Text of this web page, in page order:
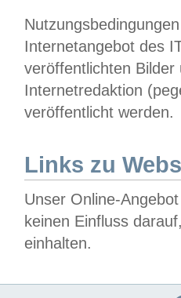
Internetangebot des
veröffentlichten
Internetredaktion
veröffentlicht werden.
Links zu
Unser Online-
keinen Einfluss
einhalten.